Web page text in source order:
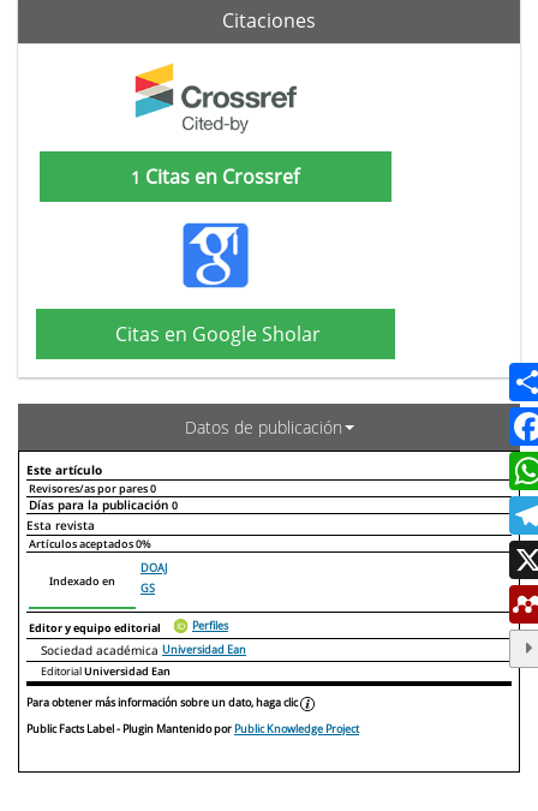
Citaciones
1 Citas en Crossref
Citas en Google Sholar
Datos de publicación
Este artículo
Revisores/as por pares0
Días para la publicación 0
Declaraciones de autoría
Esta revista
Artículos aceptados0%
Indexado en
DOAJ
GS
Editor y equipo editorial Perfiles
Sociedad académica Universidad Ean
EditorialUniversidad Ean
Para obtener más información sobre un dato, haga clic
Public Facts Label- Plugin Mantenido por Public Knowledge Project